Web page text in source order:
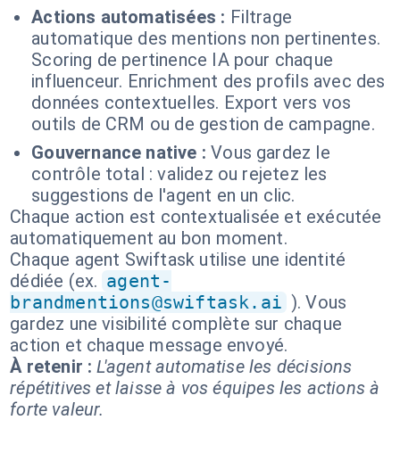
Actions automatisées : Filtrage
automatique des mentions non pertinentes.
Scoring de pertinence IA pour chaque
influenceur. Enrichment des profils avec des
données contextuelles. Export vers vos
outils de CRM ou de gestion de campagne.
Gouvernance native : Vous gardez le
contrôle total : validez ou rejetez les
suggestions de l'agent en un clic.
Chaque action est contextualisée et exécutée
automatiquement au bon moment.
Chaque agent Swiftask utilise une identité
dédiée (ex. agent-
brandmentions@swiftask.ai ). Vous
gardez une visibilité complète sur chaque
action et chaque message envoyé.
À retenir : L'agent automatise les décisions
répétitives et laisse à vos équipes les actions à
forte valeur.